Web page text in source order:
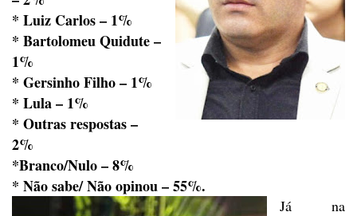
* Luiz Carlos – 1%
* Bartolomeu Quidute –
1%
* Gersinho Filho – 1%
* Lula – 1%
* Outras respostas –
2%
*Branco/Nulo – 8%
* Não sabe/ Não opinou – 55%.
Já na